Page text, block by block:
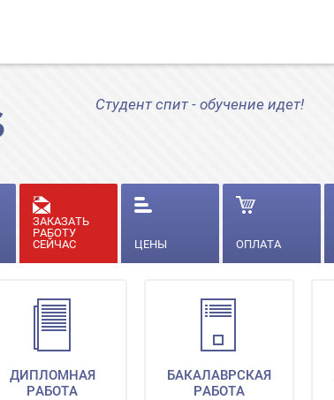
Студент спит - обучение идет!
ЗАКАЗАТЬ
РАБОТУ
СЕЙЧАС
ЦЕНЫ ОПЛАТА
ДИПЛОМНАЯ
РАБОТА
БАКАЛАВРСКАЯ
РАБОТА